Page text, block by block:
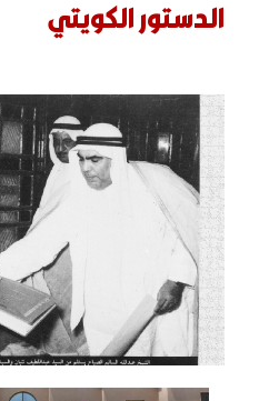
الدستور الكويتي